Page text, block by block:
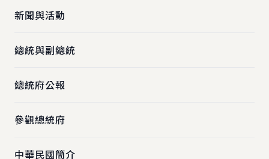
新聞與活動
總統與副總統
總統府公報
參觀總統府
中華民國簡介